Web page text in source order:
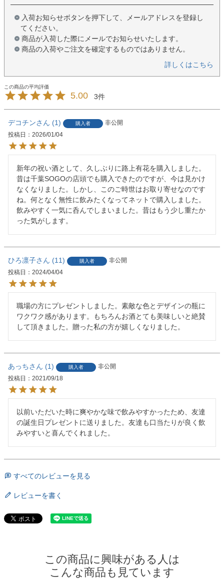
入荷お知らせボタンを押下して、メールアドレスを登録し
てください。
商品が入荷した際にメールでお知らせいたします。
商品の入荷やご注文を確定するものではありません。
詳しくはこちら
5.00 3
デコチン 1 購入者
非公開
投稿日
2026/01/04
新年の祝い酒として、久しぶりに路上有花を購入しました。
昔は千葉SOGOの店頭でも購入できたのですが、今は見かけ
なくなりました。しかし、このご時世はお取り寄せなのです
ね。何となく無性に飲みたくなってネットで購入しました。
飲みやすく一気に呑んでしまいました。昔はもう少し重たか
った気がします。
ひろ凛子 11 購入者
非公開
投稿日
2024/04/04
職場の方にプレゼントしました。素敵な色とデザインの瓶に
ワクワク感があります。もちろんお酒とても美味しいと絶賛
して頂きました。贈った私の方が嬉しくなりました。
あっち 1 購入者
非公開
投稿日
2021/09/18
以前いただいた時に爽やかな味で飲みやすかったため、友達
の誕生日プレゼントに送りました。友達も口当たりが良く飲
みやすいと喜んでくれました。
すべてのレビューを見る
レビューを書く
この商品に興味がある人は
こんな商品も見ています